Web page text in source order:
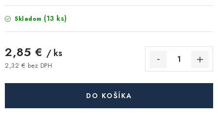
Spojovací materiál
Skladom (13 ks)
2,85 € / ks
2,32 € bez DPH
DO KOŠÍKA